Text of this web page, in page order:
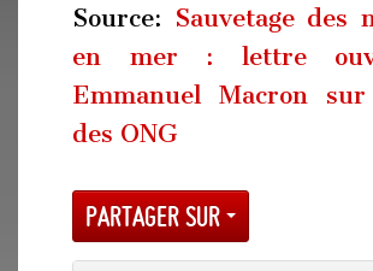
Source: Sauvetage des
en mer : lettre
Emmanuel Macron
des ONG
Partager sur